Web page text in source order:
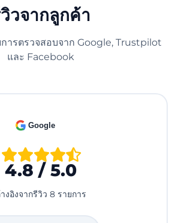
วจากลูกค้า
ารตรวจสอบจาก Google, Trustpilot
และ Facebook
Google
4.8 / 5.0
งอิงจากรีวิว 8 รายการ